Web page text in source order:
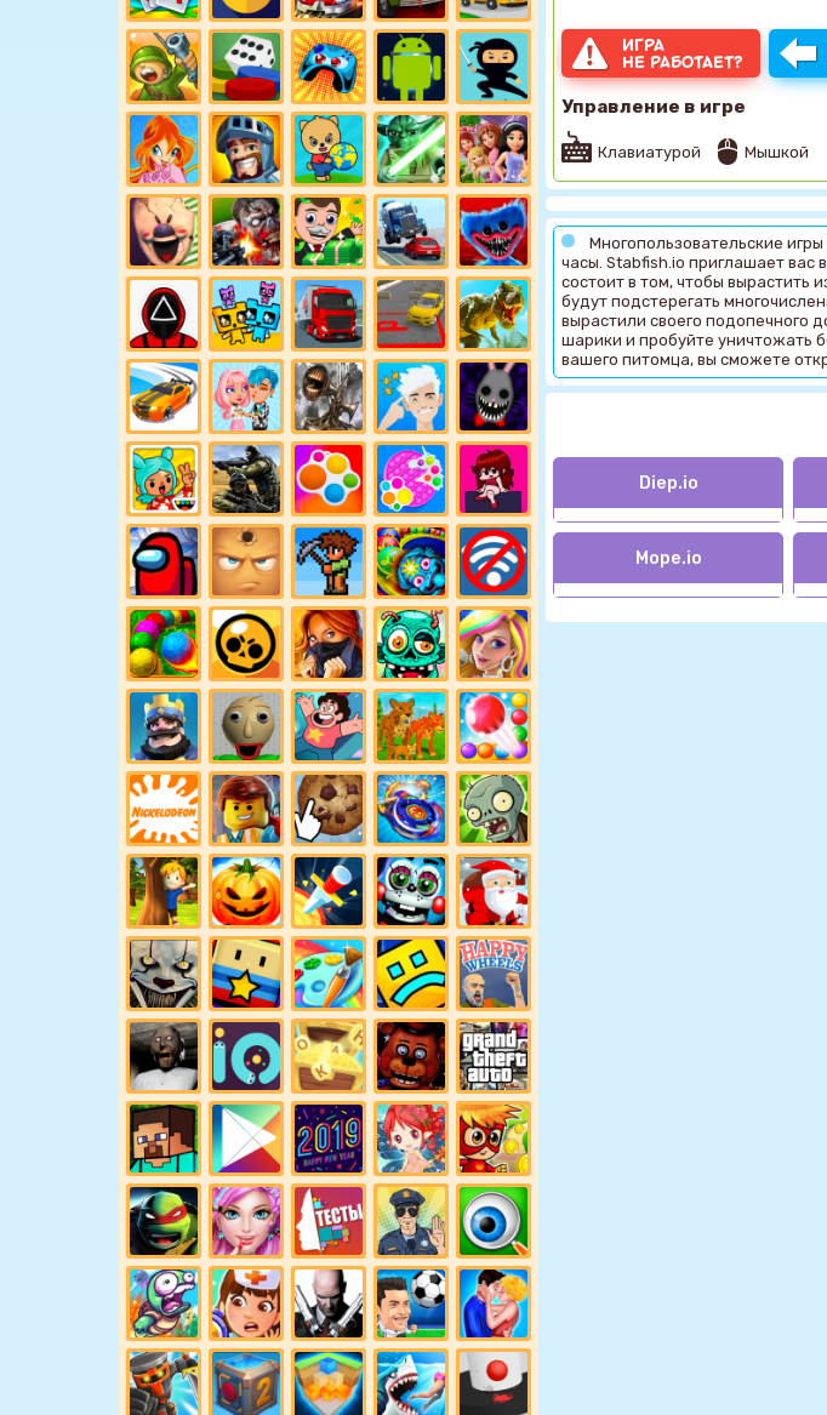
ИГРА
НЕ РАБОТАЕТ?
Управление в игре
Клавиатурой Мышкой
Многопользовательские игры
часы. Stabfish.io приглашает вас
состоит в том, чтобы вырастить
будут подстерегать
вырастили своего подопечного
шарики и пробуйте уничтожать
вашего питомца, вы сможете
Diep.io
Mope.io